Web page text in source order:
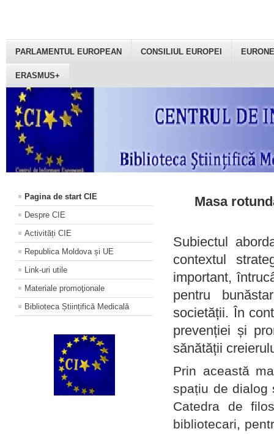
PARLAMENTUL EUROPEAN CONSILIUL EUROPEI
ERASMUS+
Pagina de start CIE
Despre CIE
Activități CIE
Republica Moldova și UE
Link-uri utile
Materiale promoţionale
Biblioteca Științifică Medicală
Masa
Subiectul
contextul
important,
pentru
societății. În
prevenției și
sănătății
Prin această
spațiu de dialog
Catedra de
bibliotecari,